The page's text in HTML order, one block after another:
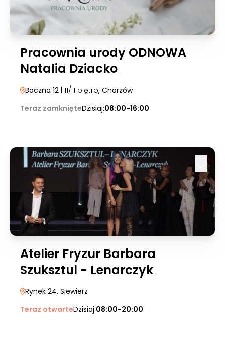
Pracownia urody ODNOWA
Natalia Dziacko
Boczna 12 | 11/ 1 piętro, Chorzów
Teraz zamknięteDzisiaj:08:00-16:00
Atelier Fryzur Barbara
Szuksztul - Lenarczyk
Rynek 24, Siewierz
Teraz otwarteDzisiaj:08:00-20:00